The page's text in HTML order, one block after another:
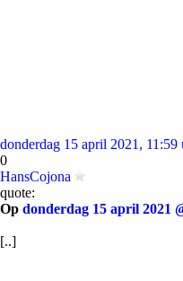
donderdag 15 april 2021, 11:59
0
HansCojona
quote:
Op donderdag 15 april 2021
[..]